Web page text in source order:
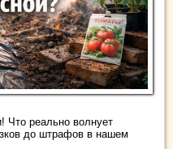
Что реально волнует
до штрафов в нашем